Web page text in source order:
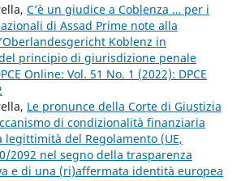
C’è un giudice a Coblenza … per i
di Assad Prime note alla
Koblenz in
principio di giurisdizione penale
Online: Vol. 51 No. 1 (2022): DPCE
Le pronunce della Corte di Giustizia
di condizionalità finanziaria
legittimità del Regolamento (UE,
2092 nel segno della trasparenza
e di una (ri)affermata identità europea